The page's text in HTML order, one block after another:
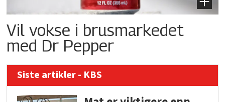
Vil vokse i brusmarkedet
med Dr Pepper
Siste artikler - KBS